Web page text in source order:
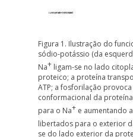
Figura 1. Ilustração do
sódio-potássio (da
Na+ ligam-se no lado
proteico; a proteína
ATP; a fosforilação
conformacional da
para o Na+ e aumentando
libertados para o exterior
se do lado exterior da